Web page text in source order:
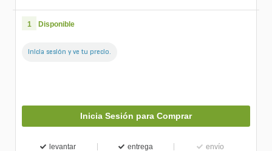
1 Disponible
Inicia sesión y ve tu precio.
Inicia Sesión para Comprar
levantar entrega envío